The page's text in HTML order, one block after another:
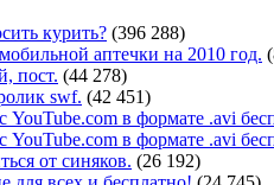
курить? (396 288)
аптечки на 2010 год.
пост. (44 278)
swf. (42 451)
YouTube.com в формате .avi
YouTube.com в формате .avi
от синяков. (26 192)